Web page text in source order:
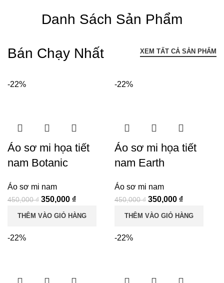
Danh Sách Sản Phẩm
Bán Chạy Nhất XEM TẤT CẢ SẢN PHẨM
-22%
Áo sơ mi họa tiết
nam Botanic
Áo sơ mi nam
450,000₫ Giá
gốc
350,000 ₫Giá
hiện
THÊM VÀO GIỎ HÀNG
-22%
Áo sơ mi họa tiết
nam Earth
Áo sơ mi nam
450,000₫ Giá
gốc
350,000 ₫Giá
hiện
THÊM VÀO GIỎ HÀNG
-22% -22%